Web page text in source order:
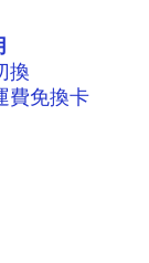
換
費免換卡